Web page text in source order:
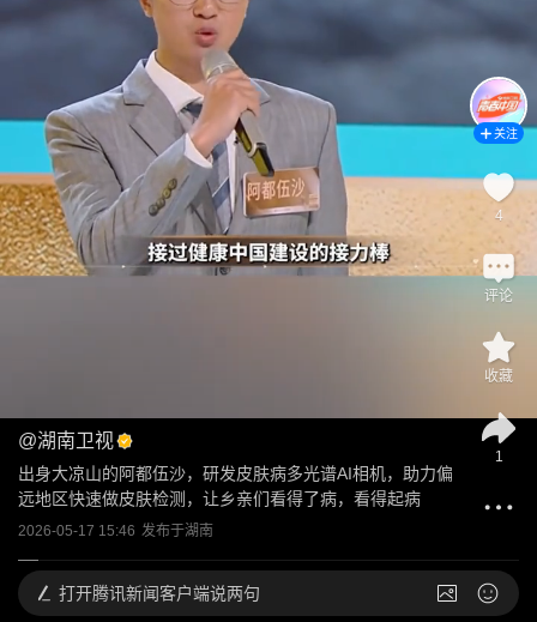
@湖南卫视
出身大凉山的阿都伍沙，研发皮肤病多光谱AI相机，助力偏
远地区快速做皮肤检测，让乡亲们看得了病，看得起病
2026-05-17 15:46 发布于湖南
关注
4
评论
收藏
1
打开腾讯新闻客户端说两句